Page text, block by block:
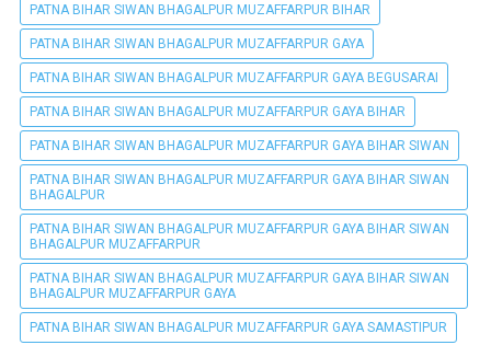
PATNA BIHAR SIWAN BHAGALPUR MUZAFFARPUR BIHAR
PATNA BIHAR SIWAN BHAGALPUR MUZAFFARPUR GAYA
PATNA BIHAR SIWAN BHAGALPUR MUZAFFARPUR GAYA BEGUSARAI
PATNA BIHAR SIWAN BHAGALPUR MUZAFFARPUR GAYA BIHAR
PATNA BIHAR SIWAN BHAGALPUR MUZAFFARPUR GAYA BIHAR SIWAN
PATNA BIHAR SIWAN BHAGALPUR MUZAFFARPUR GAYA BIHAR SIWAN
BHAGALPUR
PATNA BIHAR SIWAN BHAGALPUR MUZAFFARPUR GAYA BIHAR SIWAN
BHAGALPUR MUZAFFARPUR
PATNA BIHAR SIWAN BHAGALPUR MUZAFFARPUR GAYA BIHAR SIWAN
BHAGALPUR MUZAFFARPUR GAYA
PATNA BIHAR SIWAN BHAGALPUR MUZAFFARPUR GAYA SAMASTIPUR